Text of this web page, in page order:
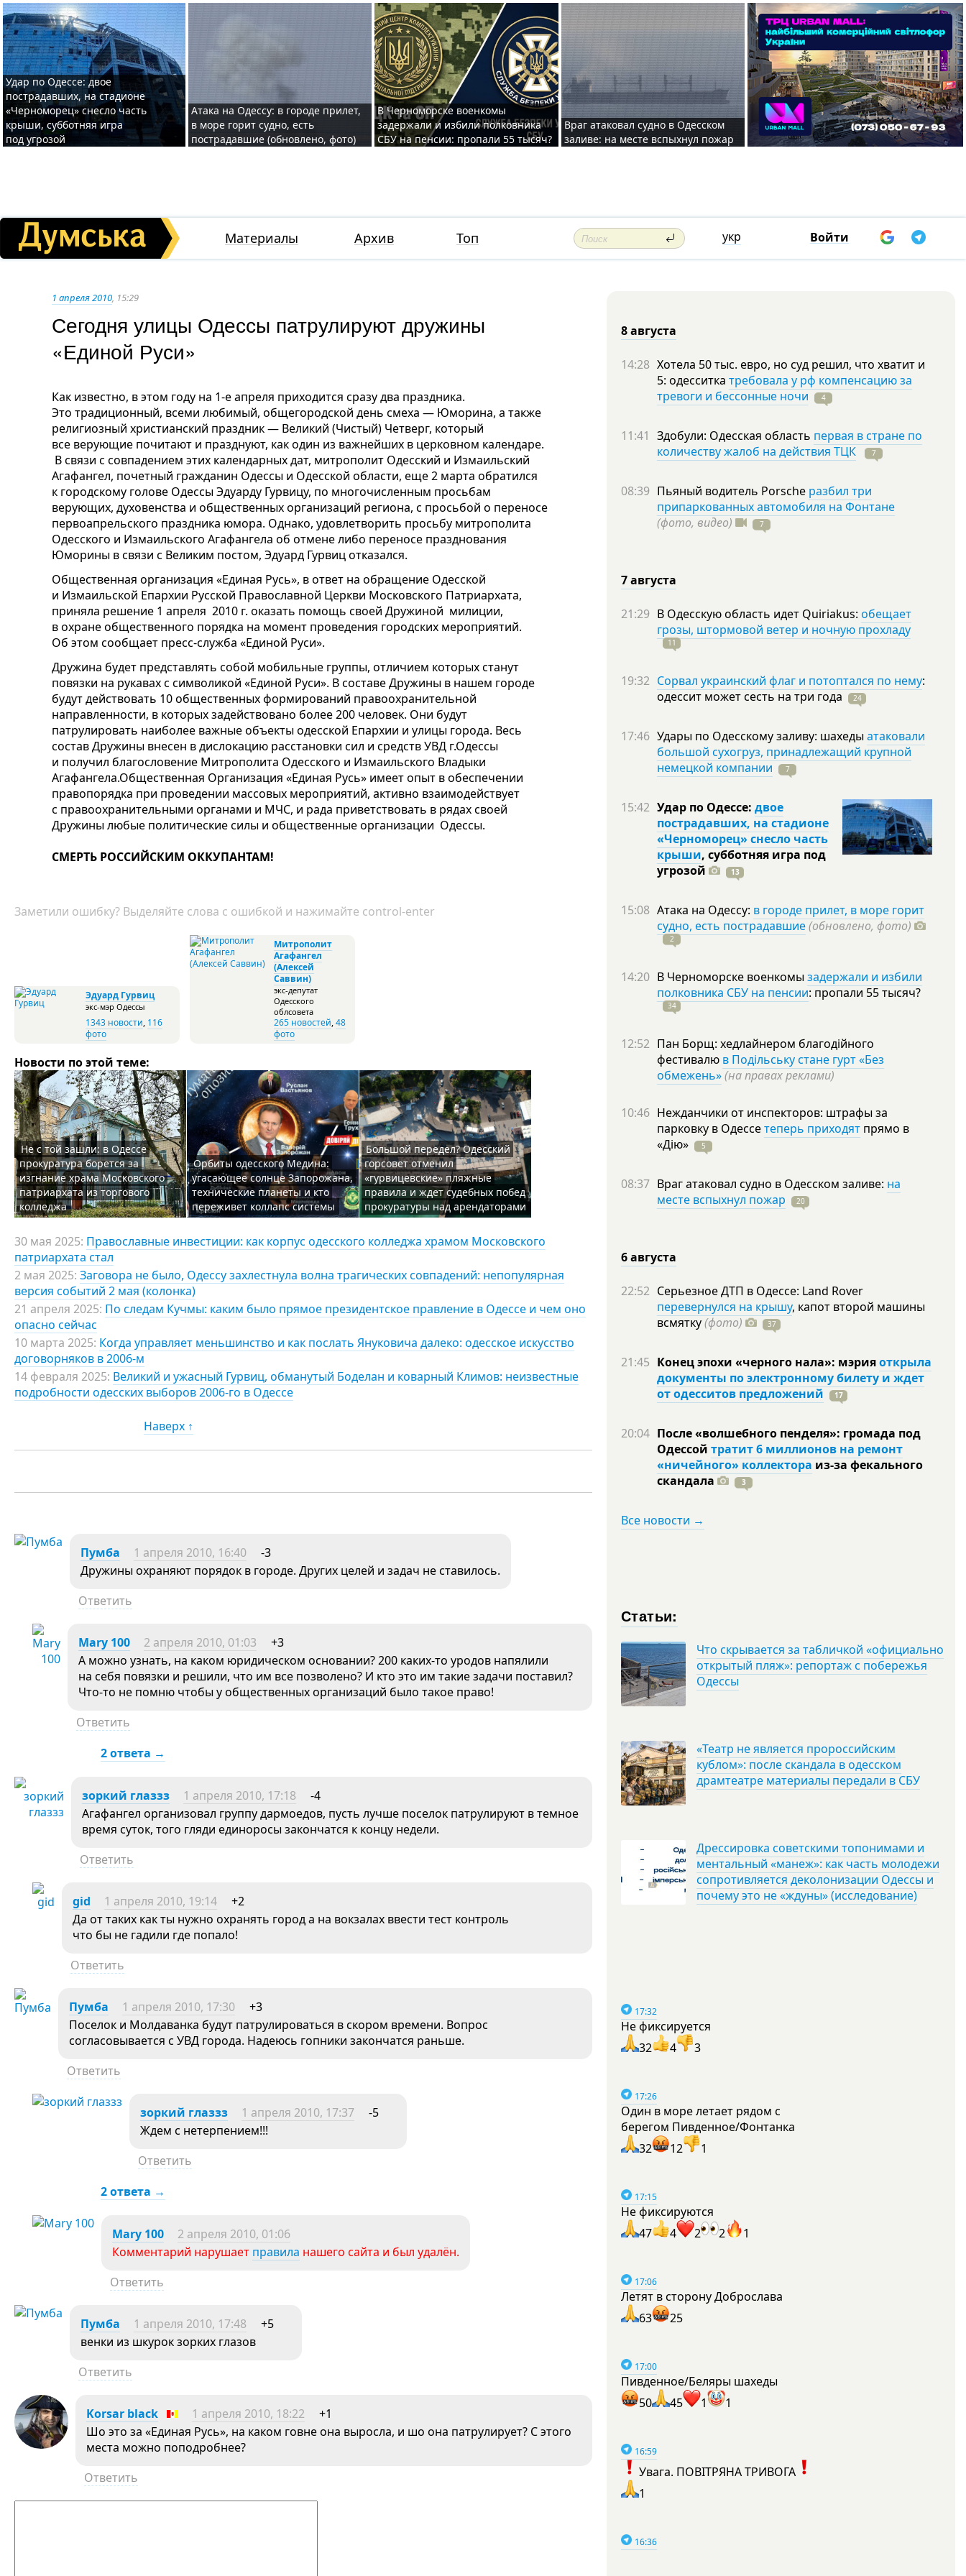
Удар по Одессе: двое
пострадавших, на стадионе
«Черноморец» снесло часть
крыши, субботняя игра
под угрозой
Атака на Одессу: в городе прилет,
в море горит судно, есть
пострадавшие (обновлено, фото)
В Черноморске военкомы
задержали и избили полковника
СБУ на пенсии: пропали 55 тысяч?
Враг атаковал судно в Одесском
заливе: на месте вспыхнул пожар
Материалы Архив Топ укр Войти
1 апреля 2010, 15:29
Сегодня улицы Одессы патрулируют дружины
«Единой Руси»
Как известно, в этом году на 1-е апреля приходится сразу два праздника.
Это традиционный, всеми любимый, общегородской день смеха — Юморина, а также
религиозный христианский праздник — Великий (Чистый) Четверг, который
все верующие почитают и празднуют, как один из важнейших в церковном календаре.
В связи с совпадением этих календарных дат, митрополит Одесский и Измаильский
Агафангел, почетный гражданин Одессы и Одесской области, еще 2 марта обратился
к городскому голове Одессы Эдуарду Гурвицу, по многочисленным просьбам
верующих, духовенства и общественных организаций региона, с просьбой о переносе
первоапрельского праздника юмора. Однако, удовлетворить просьбу митрополита
Одесского и Измаильского Агафангела об отмене либо переносе празднования
Юморины в связи с Великим постом, Эдуард Гурвиц отказался.
Общественная организация «Единая Русь», в ответ на обращение Одесской
и Измаильской Епархии Русской Православной Церкви Московского Патриархата,
приняла решение 1 апреля 2010 г. оказать помощь своей Дружиной милиции,
в охране общественного порядка на момент проведения городских мероприятий.
Об этом сообщает пресс-служба «Единой Руси».
Дружина будет представлять собой мобильные группы, отличием которых станут
повязки на рукавах с символикой «Единой Руси». В составе Дружины в нашем городе
будут действовать 10 общественных формирований правоохранительной
направленности, в которых задействовано более 200 человек. Они будут
патрулировать наиболее важные объекты одесской Епархии и улицы города. Весь
состав Дружины внесен в дислокацию расстановки сил и средств УВД г.Одессы
и получил благословение Митрополита Одесского и Измаильского Владыки
Агафангела.Общественная Организация «Единая Русь» имеет опыт в обеспечении
правопорядка при проведении массовых мероприятий, активно взаимодействует
с правоохранительными органами и МЧС, и рада приветствовать в рядах своей
Дружины любые политические силы и общественные организации Одессы.
СМЕРТЬ РОССИЙСКИМ ОККУПАНТАМ!
Заметили ошибку? Выделяйте слова с ошибкой и нажимайте control-enter
Эдуард Гурвиц
экс-мэр Одессы
1343 новости, 116
фото
Митрополит
Агафангел
(Алексей
Саввин)
экс-депутат
Одесского
облсовета
265 новостей,48
фото
Новости по этой теме:
Не с той зашли: в Одессе
прокуратура борется за
изгнание храма Московского
патриархата из торгового
колледжа
Орбиты одесского Медина:
угасающее солнце Запорожана,
технические планеты и кто
переживет коллапс системы
Большой передел? Одесский
горсовет отменил
«гурвицевские» пляжные
правила и ждет судебных побед
прокуратуры над арендаторами
30 мая 2025: Православные инвестиции: как корпус одесского колледжа храмом Московского
патриархата стал
2 мая 2025: Заговора не было, Одессу захлестнула волна трагических совпадений: непопулярная
версия событий 2 мая (колонка)
21 апреля 2025: По следам Кучмы: каким было прямое президентское правление в Одессе и чем оно
опасно сейчас
10 марта 2025: Когда управляет меньшинство и как послать Януковича далеко: одесское искусство
договорняков в 2006-м
14 февраля 2025: Великий и ужасный Гурвиц, обманутый Боделан и коварный Климов: неизвестные
подробности одесских выборов 2006-го в Одессе
Наверх ↑
Пумба 1 апреля 2010, 16:40
-3
Дружины охраняют порядок в городе. Других целей и задач не ставилось.
Ответить
Mary 100 2 апреля 2010, 01:03
+3
А можно узнать, на каком юридическом основании? 200 каких-то уродов напялили
на себя повязки и решили, что им все позволено? И кто это им такие задачи поставил?
Что-то не помню чтобы у общественных организаций было такое право!
Ответить
2 ответа →
зоркий глаззз 1 апреля 2010, 17:18
-4
Агафангел организовал группу дармоедов, пусть лучше поселок патрулируют в темное
время суток, того гляди единоросы закончатся к концу недели.
Ответить
gid 1 апреля 2010, 19:14
+2
Да от таких как ты нужно охранять город а на вокзалах ввести тест контроль
что бы не гадили где попало!
Ответить
Пумба 1 апреля 2010, 17:30
+3
Поселок и Молдаванка будут патрулироваться в скором времени. Вопрос
согласовывается с УВД города. Надеюсь гопники закончатся раньше.
Ответить
зоркий глаззз 1 апреля 2010, 17:37
-5
Ждем с нетерпением!!!
Ответить
2 ответа →
Mary 100
2 апреля 2010, 01:06
Комментарий нарушает правила нашего сайта и был удалён.
Ответить
Пумба 1 апреля 2010, 17:48
+5
венки из шкурок зорких глазов
Ответить
Korsar black 1 апреля 2010, 18:22
+1
Шо это за «Единая Русь», на каком говне она выросла, и шо она патрулирует? С этого
места можно поподробнее?
Ответить
8 августа
14:28 Хотела 50 тыс. евро, но суд решил, что хватит и
5: одесситка требовала у рф компенсацию за
тревоги и бессонные ночи
4
11:41 Здобули: Одесская область первая в стране по
количеству жалоб на действия ТЦК
7
08:39 Пьяный водитель Porsche разбил три
припаркованных автомобиля на Фонтане
(фото, видео)
7
7 августа
21:29 В Одесскую область идет Quiriakus: обещает
грозы, штормовой ветер и ночную прохладу
11
19:32 Сорвал украинский флаг и потоптался по нему:
одессит может сесть на три года 24
17:46 Удары по Одесскому заливу: шахеды атаковали
большой сухогруз, принадлежащий крупной
немецкой компании
7
15:42 Удар по Одессе: двое
пострадавших, на стадионе
«Черноморец» снесло часть
крыши, субботняя игра под
угрозой
13
15:08 Атака на Одессу: в городе прилет, в море горит
судно, есть пострадавшие(обновлено, фото)
2
14:20 В Черноморске военкомы задержали и избили
полковника СБУ на пенсии: пропали 55тысяч?
34
12:52 Пан Борщ: хедлайнером благодійного
фестивалю в Подільську стане гурт «Без
обмежень»(на правах реклами)
10:46 Нежданчики от инспекторов: штрафы за
парковку в Одессетеперь приходят прямо в
«Дію»
5
08:37 Враг атаковал судно в Одесском заливе: на
месте вспыхнул пожар
20
6 августа
22:52 Серьезное ДТП в Одессе: Land Rover
перевернулся на крышу, капот второй машины
всмятку(фото) 37
21:45 Конец эпохи «черного нала»: мэрияоткрыла
документы по электронному билету и ждет
от одесситов предложений
17
20:04 После «волшебного пенделя»: громада под
Одессой тратит 6 миллионов на ремонт
«ничейного» коллектора из-за фекального
скандала
3
Все новости →
Статьи:
Что скрывается за табличкой «официально
открытый пляж»: репортаж с побережья
Одессы
«Театр не является пророссийским
кублом»: после скандала в одесском
драмтеатре материалы передали в СБУ
Дрессировка советскими топонимами и
ментальный «манеж»: как часть молодежи
сопротивляется деколонизации Одессы и
почему это не «ждуны» (исследование)
17:32
Не фиксируется
32
4 3
17:26
Один в море летает рядом с
берегом Пивденное/Фонтанка
32
12 1
17:15
Не фиксируются
47
4 2 2 1
17:06
Летят в сторону Доброслава
63
25
17:00
Пивденное/Беляры шахеды
50
45 1 1
16:59
Увага. ПОВІТРЯНА ТРИВОГА
1
16:36